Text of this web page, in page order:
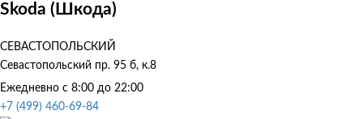
Skoda (Шкода)
СЕВАСТОПОЛЬСКИЙ
Севастопольский пр. 95 б, к.8
Ежедневно с 8:00 до 22:00
+7 (499) 460-69-84